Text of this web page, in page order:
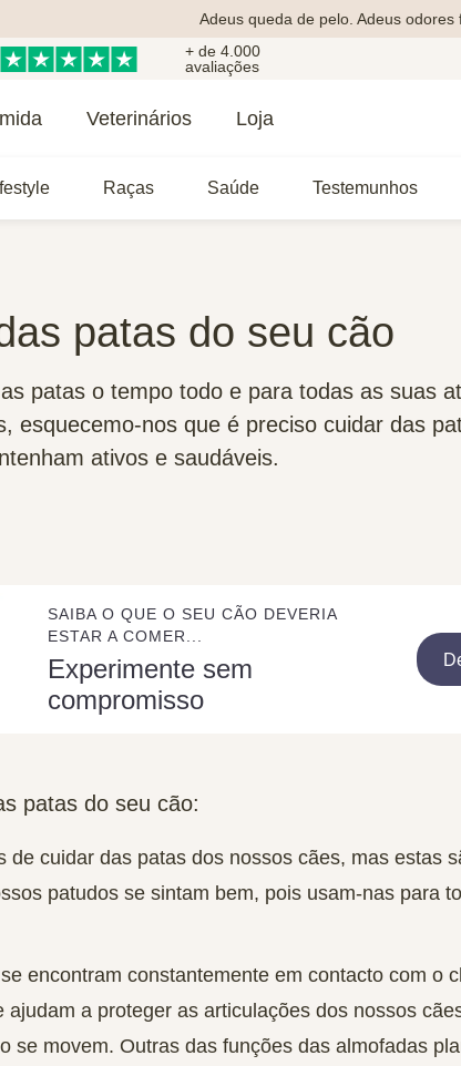
Adeus queda de pelo. Adeus odores
+ de 4.000
avaliações
Veterinários Loja
Raças Saúde Testemunhos
patas do seu cão
patas o tempo todo e para todas as suas
esquecemo-nos que é preciso cuidar das
ativos e saudáveis.
SAIBA O QUE O SEU CÃO DEVERIA
ESTAR A COMER...
Experimente sem
compromisso
patas do seu cão:
de cuidar das patas dos nossos cães, mas estas
patudos se sintam bem, pois usam-nas para
encontram constantemente em contacto com o
a proteger as articulações dos nossos
se movem. Outras das funções das almofadas